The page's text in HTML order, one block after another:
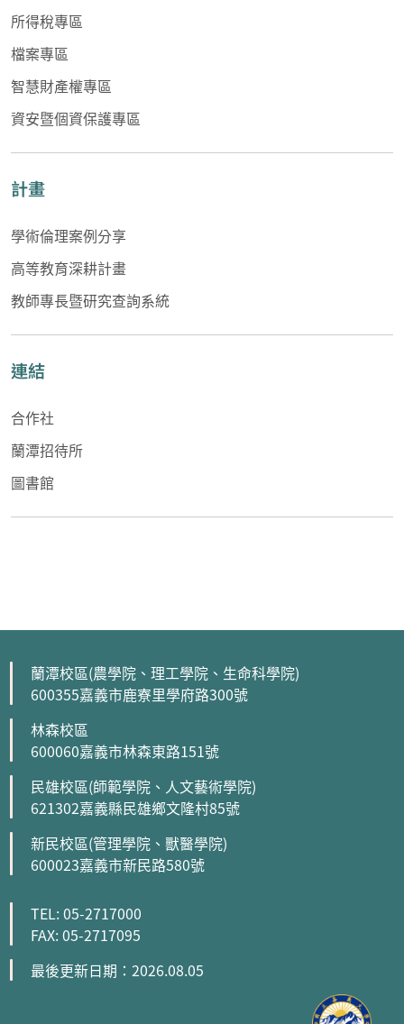
所得稅專區
檔案專區
智慧財產權專區
資安暨個資保護專區
計畫
學術倫理案例分享
高等教育深耕計畫
教師專長暨研究查詢系統
連結
合作社
蘭潭招待所
圖書館
蘭潭校區(農學院、理工學院、生命科學院)
600355嘉義市鹿寮里學府路300號
林森校區
600060嘉義市林森東路151號
民雄校區(師範學院、人文藝術學院)
621302嘉義縣民雄鄉文隆村85號
新民校區(管理學院、獸醫學院)
600023嘉義市新民路580號
TEL: 05-2717000
FAX: 05-2717095
最後更新日期：2026.08.05